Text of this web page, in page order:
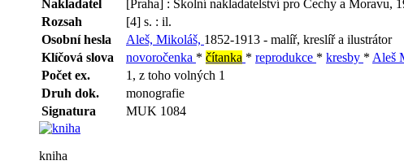
Nakladatel
[Praha] : Školní nakladatelství pro Čechy a Moravu,
Rozsah
[4] s. : il.
Osobní hesla
Aleš, Mikoláš, 1852-1913 - malíř, kreslíř a ilustrátor
Klíčová slova
novoročenka * čítanka * reprodukce * kresby * Aleš
Počet ex.
1, z toho volných 1
Druh dok.
monografie
Signatura
MUK 1084
kniha